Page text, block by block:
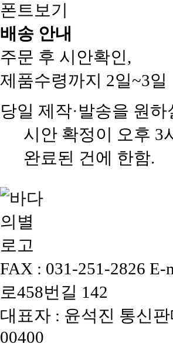
폰트보기
배송 안내
주문 후 시안확인,
제품수령까지 2일~3일
당일 제작·발송을 원하
시안 확정이 오후 3
완료된 건에 한함.
FAX : 031-251-2826 E-
로458번길 142
대표자 : 윤석진 통신
00400